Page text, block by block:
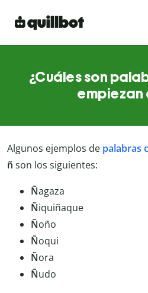
¿Cuáles son
empiezan
Algunos ejemplos de palabras
ñ son los siguientes:
Ñagaza
Ñiquiñaque
Ñoño
Ñoqui
Ñora
Ñudo